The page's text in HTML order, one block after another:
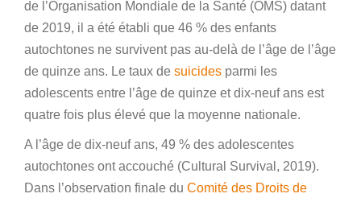
de l’Organisation Mondiale de la Santé (OMS) datant
de 2019, il a été établi que 46 % des enfants
autochtones ne survivent pas au-delà de l’âge de l’âge
de quinze ans. Le taux de suicides parmi les
adolescents entre l’âge de quinze et dix-neuf ans est
quatre fois plus élevé que la moyenne nationale.
A l’âge de dix-neuf ans, 49 % des adolescentes
autochtones ont accouché (Cultural Survival, 2019).
Dans l’observation finale du Comité des Droits de